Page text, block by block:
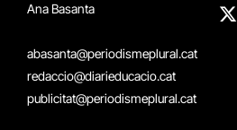
Ana Basanta
abasanta@periodismeplural.cat
redaccio@diarieducacio.cat
publicitat@periodismeplural.cat
X